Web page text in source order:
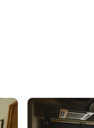
秋田C邸
秋田県 ゲストハウス